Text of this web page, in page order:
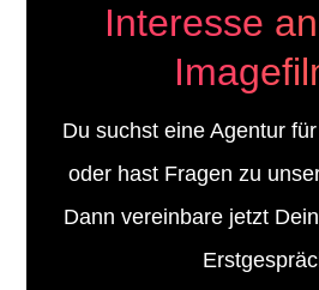
Interesse
Du suchst eine Agentur
oder hast Fragen zu
Dann vereinbare jetzt